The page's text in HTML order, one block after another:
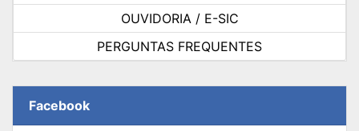
OUVIDORIA / E-SIC
PERGUNTAS FREQUENTES
Facebook